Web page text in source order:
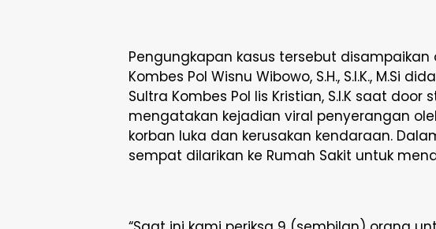
Pengungkapan kasus tersebut disampaikan
Kombes Pol Wisnu Wibowo, S.H., S.I.K., M.Si
Sultra Kombes Pol Iis Kristian, S.I.K saat
mengatakan kejadian viral penyerangan
korban luka dan kerusakan kendaraan.
sempat dilarikan ke Rumah Sakit untuk